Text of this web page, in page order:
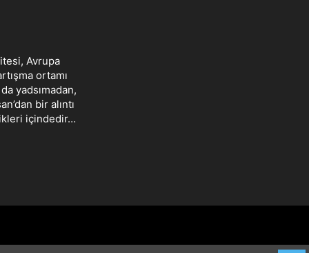
Avrupa
ortamı
yadsımadan,
bir alıntı
içindedir…